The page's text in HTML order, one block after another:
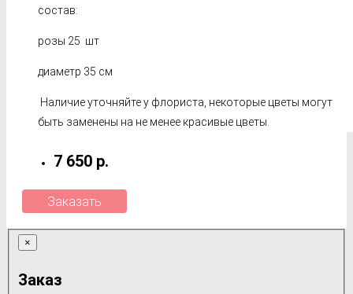
состав:
розы 25 шт
диаметр 35 см
Наличие уточняйте у флориста, некоторые цветы могут
быть заменены на не менее красивые цветы.
7 650 р.
Заказать
×
Заказ